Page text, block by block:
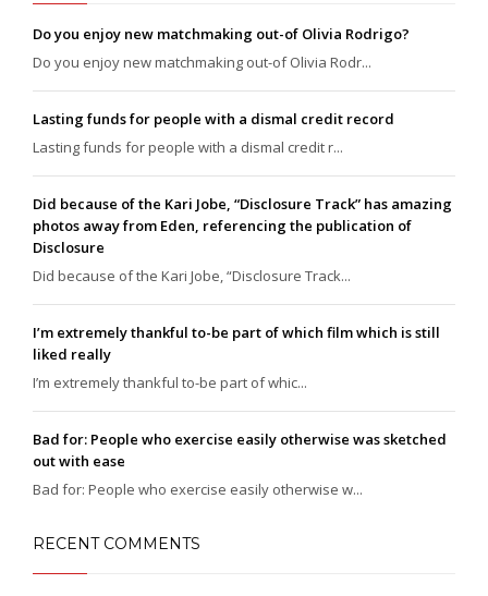
Do you enjoy new matchmaking out-of Olivia Rodrigo?
Do you enjoy new matchmaking out-of Olivia Rodr...
Lasting funds for people with a dismal credit record
Lasting funds for people with a dismal credit r...
Did because of the Kari Jobe, “Disclosure Track” has amazing
photos away from Eden, referencing the publication of
Disclosure
Did because of the Kari Jobe, “Disclosure Track...
I’m extremely thankful to-be part of which film which is still
liked really
I’m extremely thankful to-be part of whic...
Bad for: People who exercise easily otherwise was sketched
out with ease
Bad for: People who exercise easily otherwise w...
RECENT COMMENTS